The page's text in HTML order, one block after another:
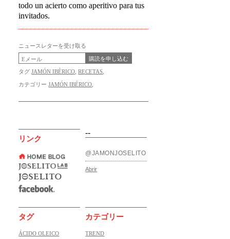
todo un acierto como aperitivo para tus
invitados.
ニュースレターを受け取る
購読を申し込む
タグJAMÓN IBÉRICO ,RECETAS
カテゴリーJAMÓN IBÉRICO
--
リンク
@JAMONJOSELITO
Abrir
タグ
ÁCIDO OLEICO
カテゴリー
TREND